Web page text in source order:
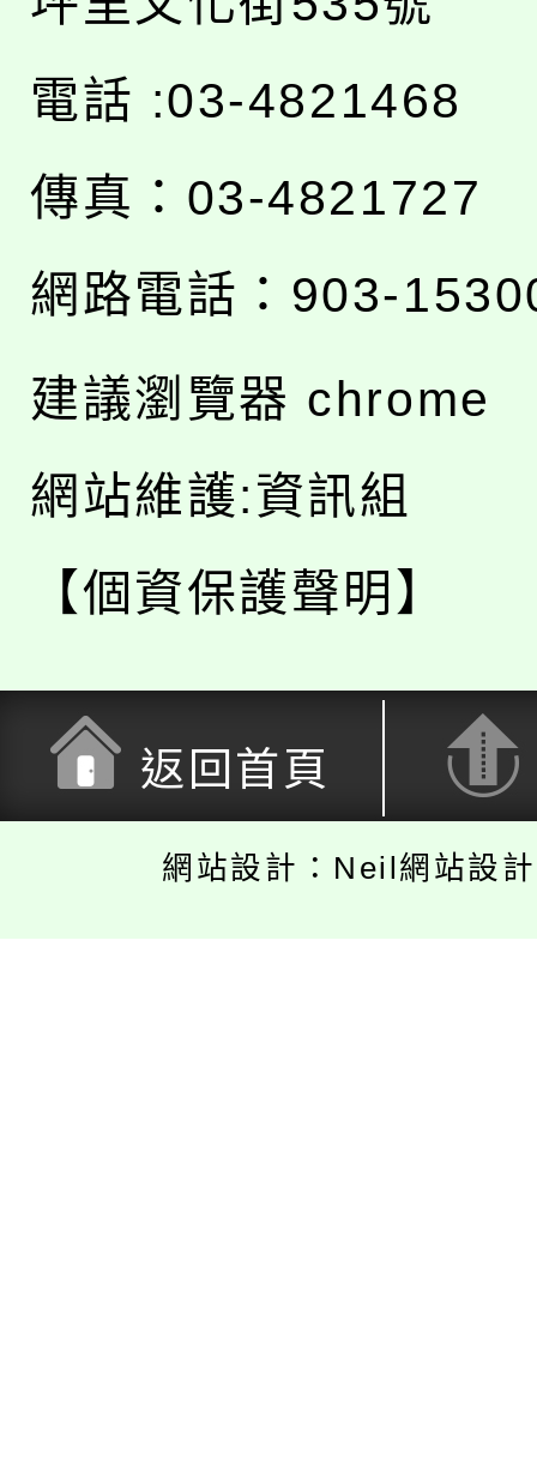
電話 :03-4821468
傳真：03-4821727
網路電話：903-
建議瀏覽器 chrome
網站維護:資訊組
【個資保護聲明】
返回首頁
網站設計：Neil網站設